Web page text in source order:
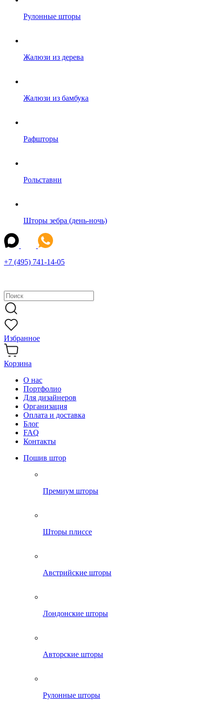
Рулонные шторы
Жалюзи из дерева
Жалюзи из бамбука
Рафшторы
Рольставни
Шторы зебра (день-ночь)
+7 (495) 741-14-05
Избранное
Корзина
О нас
Портфолио
Для дизайнеров
Организация
Оплата и доставка
Блог
FAQ
Контакты
Пошив штор
Премиум шторы
Шторы плиссе
Австрийские шторы
Лондонские шторы
Авторские шторы
Рулонные шторы